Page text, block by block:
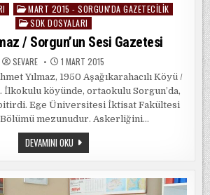
MART 2015 - SORGUN'DA GAZETECILIK
SDK DOSYALARI
/ Sorgun’un Sesi Gazetesi
SEVARE 1 MART 2015
Yılmaz, 1950 Aşağıkarahacılı Köyü /
İlkokulu köyünde, ortaokulu Sorgun’da,
Ege Üniversitesi İktisat Fakültesi
mezunudur. Askerliğini…
DEVAMINI OKUAHMET
YILMAZ
/
SORGUN’UN
SESI
GAZETESI